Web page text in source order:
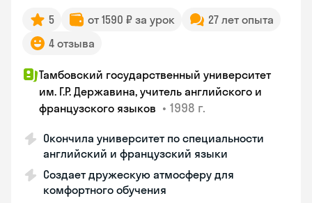
5 от 1590 ₽ за урок
27 лет опыта
4 отзыва
Тамбовский государственный университет
им. Г.Р. Державина, учитель английского и
французского языков • 1998 г.
Окончила университет по специальности
английский и французский языки
Создает дружескую атмосферу для
комфортного обучения